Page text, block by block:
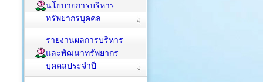
นโยบายการบริหาร
ทรัพยากรบุคคล
รายงานผลการบริหาร
และพัฒนาทรัพยากร
บุคคลประจำปี